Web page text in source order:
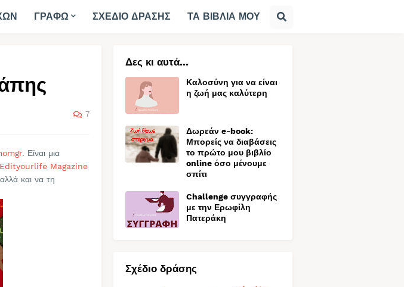
ΓΡΑΦΩ ΣΧΕΔΙΟ ΔΡΑΣΗΣ ΤΑ ΒΙΒΛΙΑ ΜΟΥ
7
. Είναι μια
Edityourlife Magazine
και να τη
Δες κι αυτά...
Καλοσύνη για να είναι
η ζωή μας καλύτερη
Δωρεάν e-book:
Μπορείς να διαβάσεις
το πρώτο μου βιβλίο
online όσο μένουμε
σπίτι
Challenge συγγραφής
με την Ερωφίλη
Πατεράκη
Σχέδιο δράσης